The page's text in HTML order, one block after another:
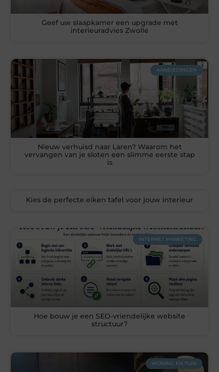
Geef uw slaapkamer een upgrade met
interieuradvies Zwolle
AANBIEDINGEN
Nieuw verhuisd naar Laren? Waarom het
vervangen van je sloten een slimme eerste stap
is
Kies de perfecte eiken tafel voor jouw interieur
INTERNET MARKETING
Hoe bouw je een SEO-vriendelijke website
structuur?
WONING EN TUIN